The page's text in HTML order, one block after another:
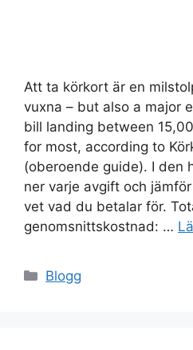
Att ta körkort är en
vuxna – but also a major
bill landing between
for most, according to
(oberoende guide). I den
ner varje avgift och
vet vad du betalar för.
genomsnittskostnad: …
Kategorier
Blogg